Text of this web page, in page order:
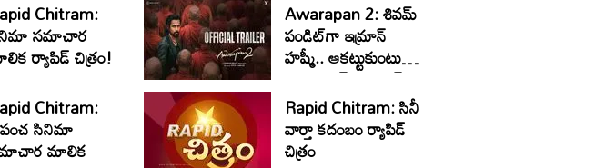
Chitram:
సమాచార
ర్యాపిడ్ చిత్రం!
Awarapan 2: శివమ్
పండిట్‌గా ఇమ్రాన్
హష్మీ.. ఆకట్టుకుంటున్న
‘ఆవారాపన్ 2’ ట్రైలర్
Chitram:
సినిమా
మాలిక
Rapid Chitram: సినీ
వార్తా కదంబం ర్యాపిడ్
చిత్రం